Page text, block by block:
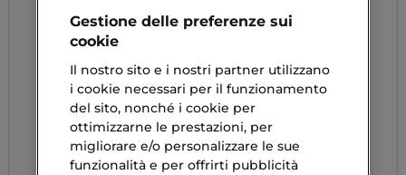
Gestione delle preferenze sui
cookie
Il nostro sito e i nostri partner utilizzano
i cookie necessari per il funzionamento
del sito, nonché i cookie per
ottimizzarne le prestazioni, per
migliorare e/o personalizzare le sue
funzionalità e per offrirti pubblicità